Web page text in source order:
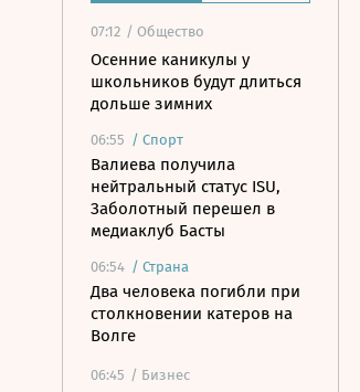
07:12 / Общество
Осенние каникулы у
школьников будут длиться
дольше зимних
06:55 / Спорт
Валиева получила
нейтральный статус ISU,
Заболотный перешел в
медиаклуб Басты
06:54 / Страна
Два человека погибли при
столкновении катеров на
Волге
06:45 / Бизнес